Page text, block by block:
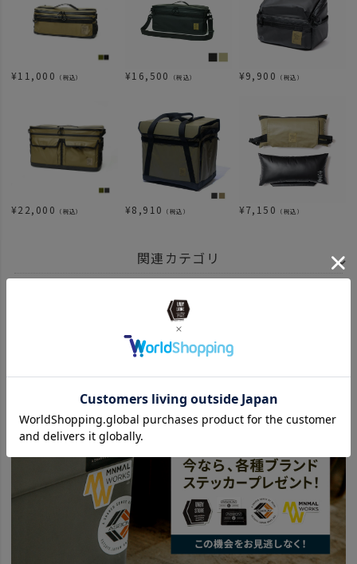
¥11,000 （税込） ¥16,500 （税込） ¥9,900 （税込）
¥22,000 （税込） ¥8,910 （税込） ¥7,150 （税込）
関連カテゴリ
CORDURA CONTAINER BOX
アイテム別
アウトドア・キャンプ用品 ファニチャー
news ローバーチェアオプションに難燃のアイテムが登場。
BRAND AS2OV アッソブ
AS2OV OUTDOOR
AS2OV アッソブ NYLON POLYCARBONATE
POLYCARBONATE CONTAINER